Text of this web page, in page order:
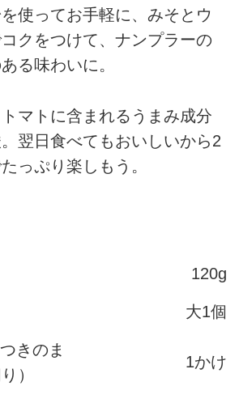
使ってお手軽に、みそとウ
クをつけて、ナンプラーの
る味わいに。
マトに含まれるうまみ成分
翌日食べてもおいしいから2
っぷり楽しもう。
120g
大1個
きのま
）
1かけ